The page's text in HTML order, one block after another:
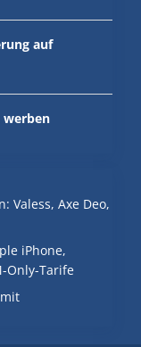
auf
werben
Valess, Axe Deo,
iPhone,
Only-Tarife